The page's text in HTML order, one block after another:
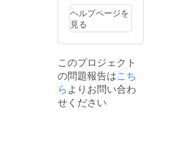
荷時期
が遅れ
る場合
があり
※税込、
送料込
みの価
格で
す。
ヘルプページを
見る
このプロジェクト
の問題報告はこち
ら よりお問い合わ
せください